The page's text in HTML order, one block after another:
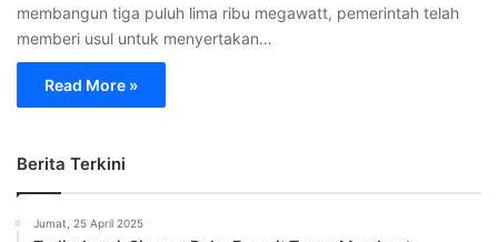
membangun tiga puluh lima ribu megawatt, pemerintah telah
memberi usul untuk menyertakan…
Read More »
Berita Terkini
Jumat, 25 April 2025